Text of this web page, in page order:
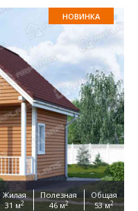
НОВИНКА
Жилая
31 м2
Полезная
46 м2
Общая
53 м2